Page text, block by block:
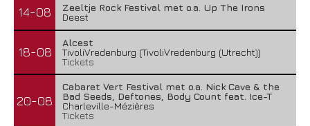
14-08
Zeeltje Rock Festival met o.a. Up The Irons
Deest
18-08
Alcest
TivoliVredenburg (TivoliVredenburg (Utrecht))
Tickets
20-08
Cabaret Vert Festival met o.a. Nick Cave & the
Bad Seeds, Deftones, Body Count feat. Ice-T
Charleville-Mézières
Tickets